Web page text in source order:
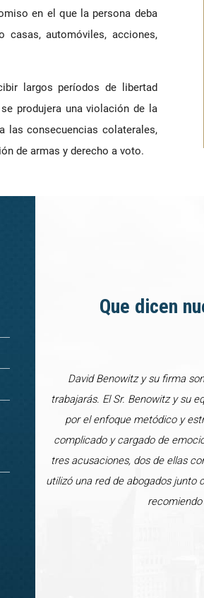
en el que la persona deba
automóviles, acciones,
largos períodos de libertad
produjera una violación de la
las consecuencias colaterales,
de armas y derecho a voto.
Que dicen
David Benowitz y su firma
trabajarás. El Sr. Benowitz y su
por el enfoque metódico y
complicado y cargado de
tres acusaciones, dos de ellas
utilizó una red de abogados junto